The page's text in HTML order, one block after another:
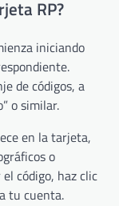
RP?
iniciando
de códigos, a
o similar.
en la tarjeta,
o
código, haz clic
tu cuenta.